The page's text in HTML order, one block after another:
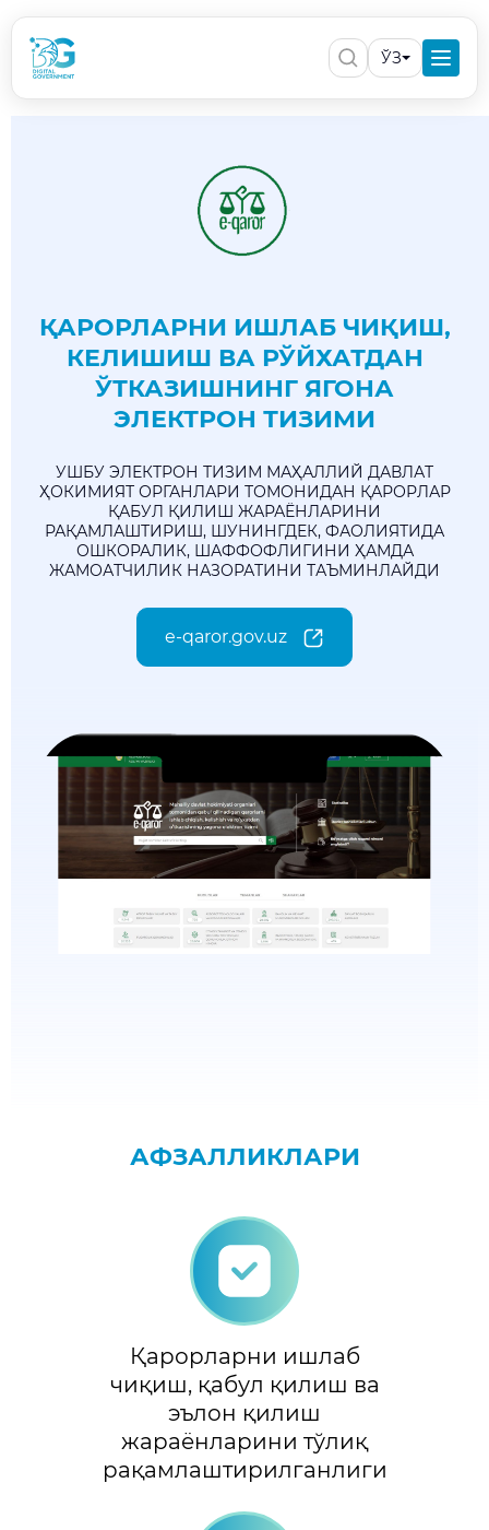
ЎЗ
ҚАРОРЛАРНИ ИШЛАБ ЧИҚИШ,
КЕЛИШИШ ВА РЎЙХАТДАН
ЎТКАЗИШНИНГ ЯГОНА
ЭЛЕКТРОН ТИЗИМИ
УШБУ ЭЛЕКТРОН ТИЗИМ МАҲАЛЛИЙ ДАВЛАТ
ҲОКИМИЯТ ОРГАНЛАРИ ТОМОНИДАН ҚАРОРЛАР
ҚАБУЛ ҚИЛИШ ЖАРАЁНЛАРИНИ
РАҚАМЛАШТИРИШ, ШУНИНГДЕК, ФАОЛИЯТИДА
ОШКОРАЛИК, ШАФФОФЛИГИНИ ҲАМДА
ЖАМОАТЧИЛИК НАЗОРАТИНИ ТАЪМИНЛАЙДИ
e-qaror.gov.uz
АФЗАЛЛИКЛАРИ
Қарорларни ишлаб
чиқиш, қабул қилиш ва
эълон қилиш
жараёнларини тўлиқ
рақамлаштирилганлиги